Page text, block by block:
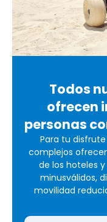
Todos
ofrecen
personas
Para tu
complejos
de los hoteles
minusválidos,
movilidad